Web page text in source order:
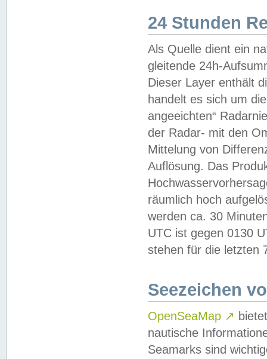
24 Stunden
Als Quelle dient ein
gleitende 24h-
Dieser Layer enthält
handelt es sich um
angeeichten“
der Radar- mit den
Mittelung von
Auflösung. Das
räumlich hoch
werden ca. 30
UTC ist gegen 0130
stehen für die letzten
Seezeichen
OpenSeaMap ↗
nautische
Seamarks sind